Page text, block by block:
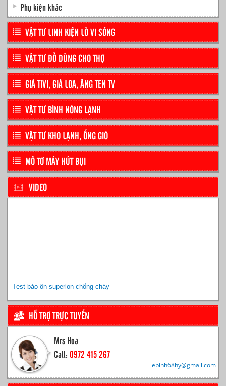
Phụ kiện khác
VẬT TƯ LINH KIỆN LÒ VI SÓNG
VẬT TƯ ĐỒ DÙNG CHO THỢ
GIÁ TIVI, GIÁ LOA, ĂNG TEN TV
VẬT TƯ BÌNH NÓNG LẠNH
VẬT TƯ KHO LẠNH, ỐNG GIÓ
MÔ TƠ MÁY HÚT BỤI
VIDEO
Test bảo ôn superlon chống cháy
HỖ TRỢ TRỰC TUYẾN
Mrs Hoa
Call: 0972 415 267
lebinh68hy@gmail.com